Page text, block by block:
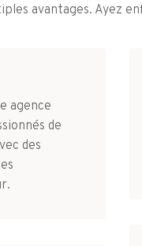
avantages. Ayez
agence
de
des